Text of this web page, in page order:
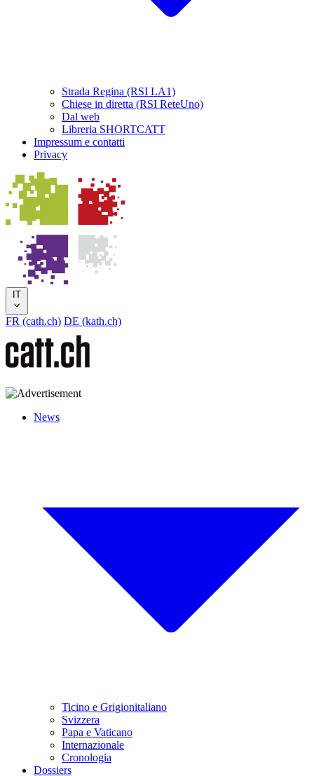
Strada Regina (RSI LA1)
Chiese in diretta (RSI ReteUno)
Dal web
Libreria SHORTCATT
Impressum e contatti
Privacy
IT
FR (cath.ch) DE (kath.ch)
News
Ticino e Grigionitaliano
Svizzera
Papa e Vaticano
Internazionale
Cronologia
Dossiers